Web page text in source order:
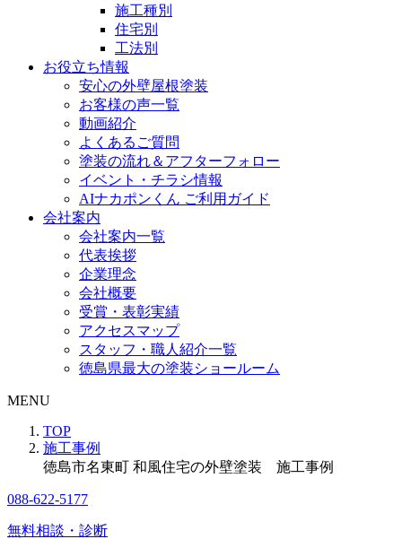
施工種別
住宅別
工法別
お役立ち情報
安心の外壁屋根塗装
お客様の声一覧
動画紹介
よくあるご質問
塗装の流れ＆アフターフォロー
イベント・チラシ情報
AIナカポンくん ご利用ガイド
会社案内
会社案内一覧
代表挨拶
企業理念
会社概要
受賞・表彰実績
アクセスマップ
スタッフ・職人紹介一覧
徳島県最大の塗装ショールーム
MENU
TOP
施工事例
徳島市名東町 和風住宅の外壁塗装 施工事例
088-622-5177
無料相談・診断